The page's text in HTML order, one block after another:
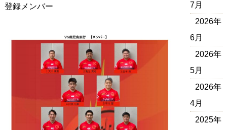
登録メンバー
7月
2026年
6月
2026年
5月
2026年
4月
2025年